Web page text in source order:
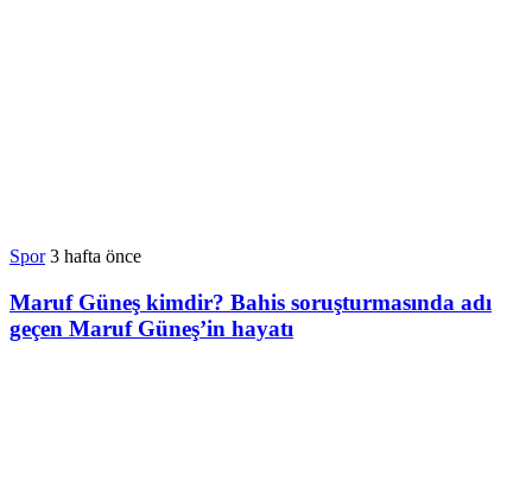
Spor 3 hafta önce
Maruf Güneş kimdir? Bahis soruşturmasında adı
geçen Maruf Güneş’in hayatı